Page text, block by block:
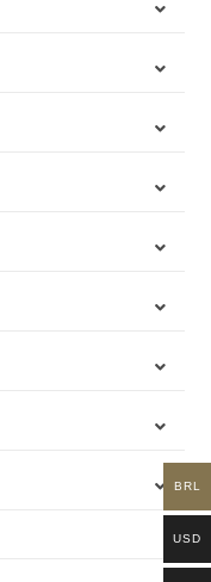
BRL
USD